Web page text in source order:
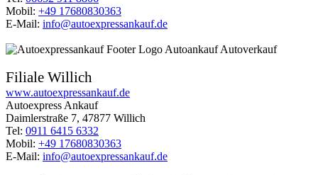
Mobil: +49 17680830363
E-Mail: info@autoexpressankauf.de
Filiale Willich
www.autoexpressankauf.de
Autoexpress Ankauf
Daimlerstraße 7, 47877 Willich
Tel: 0911 6415 6332
Mobil: +49 17680830363
E-Mail: info@autoexpressankauf.de